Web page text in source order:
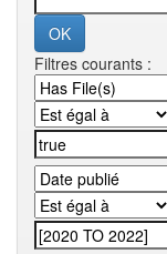
Filtres courants :